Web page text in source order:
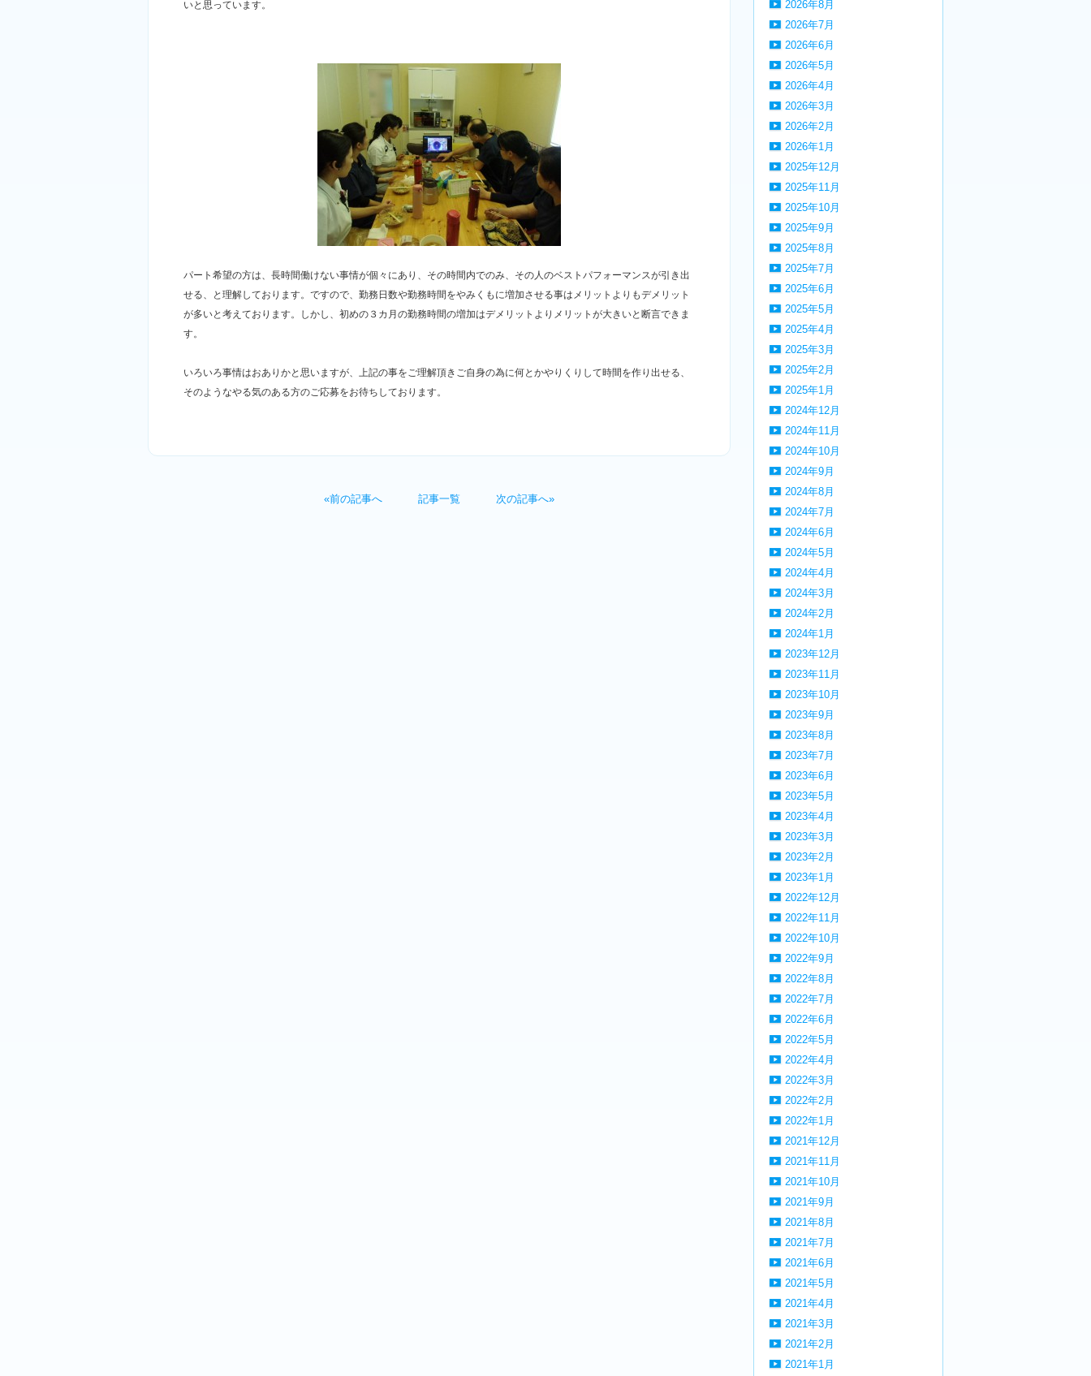
いと思っています。
パート希望の方は、長時間働けない事情が個々にあり、その時間内でのみ、その人のベストパフォーマンスが引き出
せる、と理解しております。ですので、勤務日数や勤務時間をやみくもに増加させる事はメリットよりもデメリット
が多いと考えております。しかし、初めの３カ月の勤務時間の増加はデメリットよりメリットが大きいと断言できま
す。
いろいろ事情はおありかと思いますが、上記の事をご理解頂きご自身の為に何とかやりくりして時間を作り出せる、
そのようなやる気のある方のご応募をお待ちしております。
«前の記事へ 記事一覧 次の記事へ»
2026年8月
2026年7月
2026年6月
2026年5月
2026年4月
2026年3月
2026年2月
2026年1月
2025年12月
2025年11月
2025年10月
2025年9月
2025年8月
2025年7月
2025年6月
2025年5月
2025年4月
2025年3月
2025年2月
2025年1月
2024年12月
2024年11月
2024年10月
2024年9月
2024年8月
2024年7月
2024年6月
2024年5月
2024年4月
2024年3月
2024年2月
2024年1月
2023年12月
2023年11月
2023年10月
2023年9月
2023年8月
2023年7月
2023年6月
2023年5月
2023年4月
2023年3月
2023年2月
2023年1月
2022年12月
2022年11月
2022年10月
2022年9月
2022年8月
2022年7月
2022年6月
2022年5月
2022年4月
2022年3月
2022年2月
2022年1月
2021年12月
2021年11月
2021年10月
2021年9月
2021年8月
2021年7月
2021年6月
2021年5月
2021年4月
2021年3月
2021年2月
2021年1月